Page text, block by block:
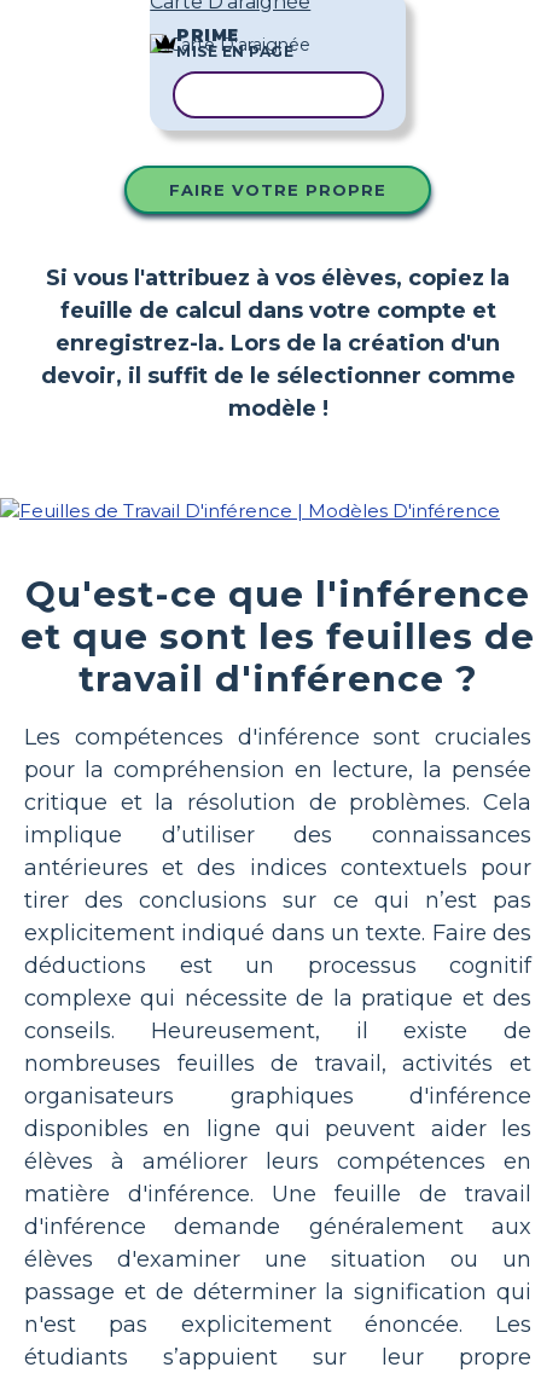
PRIME
MISE EN PAGE
FAIRE VOTRE PROPRE
Si vous l'attribuez à vos élèves, copiez la
feuille de calcul dans votre compte et
enregistrez-la. Lors de la création d'un
devoir, il suffit de le sélectionner comme
modèle !
Qu'est-ce que l'inférence
et que sont les feuilles de
travail d'inférence ?
Les compétences d'inférence sont cruciales
pour la compréhension en lecture, la pensée
critique et la résolution de problèmes. Cela
implique d’utiliser des connaissances
antérieures et des indices contextuels pour
tirer des conclusions sur ce qui n’est pas
explicitement indiqué dans un texte. Faire des
déductions est un processus cognitif
complexe qui nécessite de la pratique et des
conseils. Heureusement, il existe de
nombreuses feuilles de travail, activités et
organisateurs graphiques d'inférence
disponibles en ligne qui peuvent aider les
élèves à améliorer leurs compétences en
matière d'inférence. Une feuille de travail
d'inférence demande généralement aux
élèves d'examiner une situation ou un
passage et de déterminer la signification qui
n'est pas explicitement énoncée. Les
étudiants s’appuient sur leur propre